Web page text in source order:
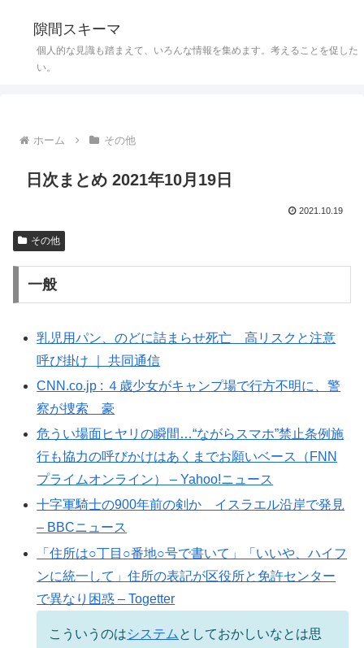
隙間スキーマ
個人的な見識も踏まえて、いろんな情報を集めます。考えることを促した
い。
ホーム その他
日次まとめ 2021年10月19日
2021.10.19
その他
一般
乳児用パン、のどに詰まらせ死亡 高リスクと注意
呼び掛け ｜ 共同通信
CNN.co.jp : ４歳少女がキャンプ場で行方不明に、警
察が捜索 豪
危うい場面ヒヤリの瞬間…“ながらスマホ”禁止条例施
行も協力の呼びかけはあくまでお願いベース（FNN
プライムオンライン） – Yahoo!ニュース
十字軍騎士の900年前の剣か イスラエル沿岸で発見
– BBCニュース
「住所は○丁目○番地○号で書いて」「いいや、ハイフ
ンに統一して」住所の表記が区役所と免許センター
で異なり困惑 – Togetter
こういうのはシステム としておかしいなとは思